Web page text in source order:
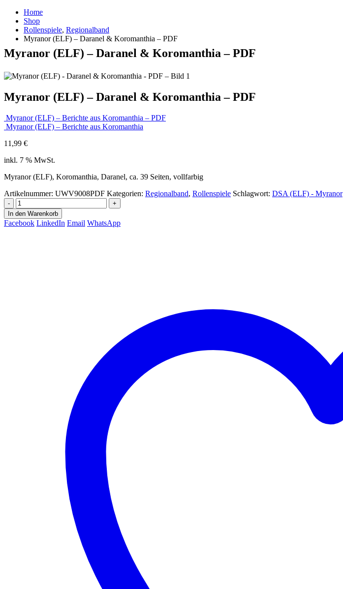
Home
Shop
Rollenspiele, Regionalband
Myranor (ELF) – Daranel & Koromanthia – PDF
Myranor (ELF) – Daranel & Koromanthia – PDF
Myranor (ELF) – Daranel & Koromanthia – PDF
Myranor (ELF) – Berichte aus Koromanthia – PDF
Myranor (ELF) – Berichte aus Koromanthia
11,99 €
inkl. 7 % MwSt.
Myranor (ELF), Koromanthia, Daranel, ca. 39 Seiten, vollfarbig
Artikelnummer: UWV9008PDF Kategorien: Regionalband, Rollenspiele Schlagwort: DSA (ELF) - Myranor
-
+
In den Warenkorb
Facebook LinkedIn Email WhatsApp